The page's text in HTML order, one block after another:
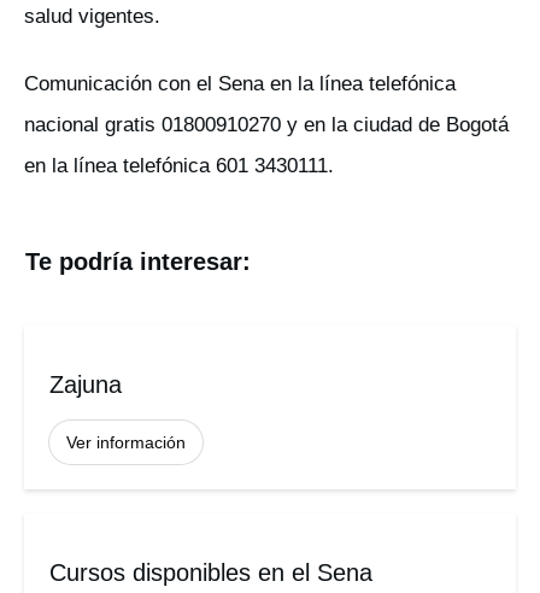
salud vigentes.
Comunicación con el Sena en la línea telefónica
nacional gratis 01800910270 y en la ciudad de Bogotá
en la línea telefónica 601 3430111.
Te podría interesar:
Zajuna
Ver información
Cursos disponibles en el Sena